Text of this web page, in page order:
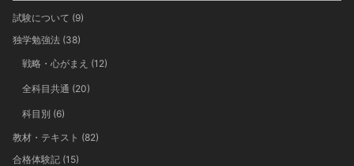
試験について (9)
独学勉強法 (38)
戦略・心がまえ (12)
全科目共通 (20)
科目別 (6)
教材・テキスト (82)
合格体験記 (15)